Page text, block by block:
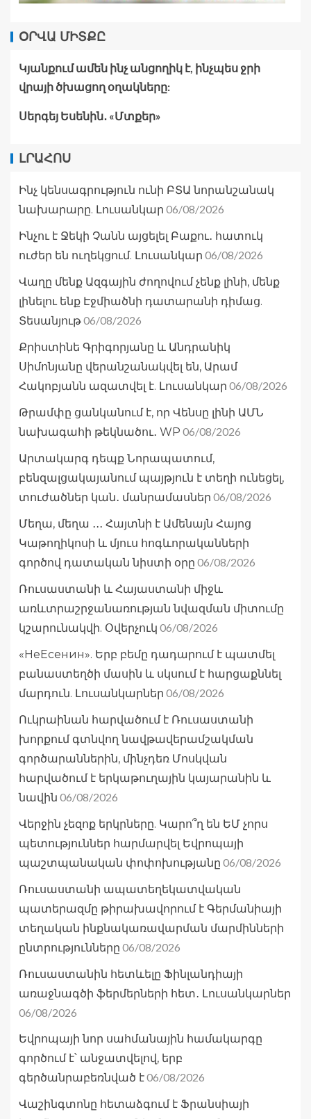
ՕՐՎԱ ՄԻՏՔԸ
Կյանքում ամեն ինչ անցողիկ է, ինչպես ջրի
վրայի ծխացող օղակները:
Սերգեյ Եսենին․ «Մտքեր»
ԼՐԱՀՈՍ
Ինչ կենսագրություն ունի ԲՏԱ նորանշանակ
նախարարը. Լուսանկար 06/08/2026
Ինչու է Ջեկի Չանն այցելել Բաքու․ հատուկ
ուժեր են ուղեկցում. Լուսանկար 06/08/2026
Վաղը մենք Ազգային ժողովում չենք լինի, մենք
լինելու ենք Էջմիածնի դատարանի դիմաց.
Տեսանյութ06/08/2026
Քրիստինե Գրիգորյանը և Անդրանիկ
Սիմոնյանը վերանշանակվել են, Արամ
Հակոբյանն ազատվել է. Լուսանկար 06/08/2026
Թրամփը ցանկանում է, որ Վենսը լինի ԱՄՆ
նախագահի թեկնածու․ WP 06/08/2026
Արտակարգ դեպք Նորապատում,
բենզալցակայանում պայթյուն է տեղի ունեցել,
տուժածներ կան․ մանրամասներ 06/08/2026
Մեղա, մեղա ․․․ Հայտնի է Ամենայն Հայոց
Կաթողիկոսի և մյուս հոգևորականների
գործով դատական նիստի օրը 06/08/2026
Ռուսաստանի և Հայաստանի միջև
առևտրաշրջանառության նվազման միտումը
կշարունակվի. Օվերչուկ 06/08/2026
«НеЕсенин». Երբ բեմը դադարում է պատմել
բանաստեղծի մասին և սկսում է հարցաքննել
մարդուն. Լուսանկարներ 06/08/2026
Ուկրաինան հարվածում է Ռուսաստանի
խորքում գտնվող նավթավերամշակման
գործարաններին, մինչդեռ Մոսկվան
հարվածում է երկաթուղային կայարանին և
նավին 06/08/2026
Վերջին չեզոք երկրները. Կարո՞ղ են ԵՄ չորս
պետություններ հարմարվել Եվրոպայի
պաշտպանական փոփոխությանը 06/08/2026
Ռուսաստանի ապատեղեկատվական
պատերազմը թիրախավորում է Գերմանիայի
տեղական ինքնակառավարման մարմինների
ընտրությունները 06/08/2026
Ռուսաստանին հետևելը Ֆինլանդիայի
առաջնագծի ֆերմերների հետ․ Լուսանկարներ
06/08/2026
Եվրոպայի նոր սահմանային համակարգը
գործում է՝ անջատվելով, երբ
գերծանրաբեռնված է06/08/2026
Վաշինգտոնը հետաձգում է Ֆրանսիայի